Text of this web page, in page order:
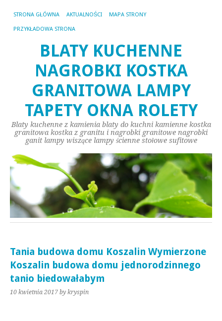
STRONA GŁÓWNA AKTUALNOŚCI MAPA STRONY
PRZYKŁADOWA STRONA
BLATY KUCHENNE
NAGROBKI KOSTKA
GRANITOWA LAMPY
TAPETY OKNA ROLETY
Blaty kuchenne z kamienia blaty do kuchni kamienne kostka
granitowa kostka z granitu i nagrobki granitowe nagrobki
ganit lampy wiszące lampy ścienne stołowe sufitowe
Tania budowa domu Koszalin Wymierzone
Koszalin budowa domu jednorodzinnego
tanio biedowałabym
10 kwietnia 2017 by kryspin